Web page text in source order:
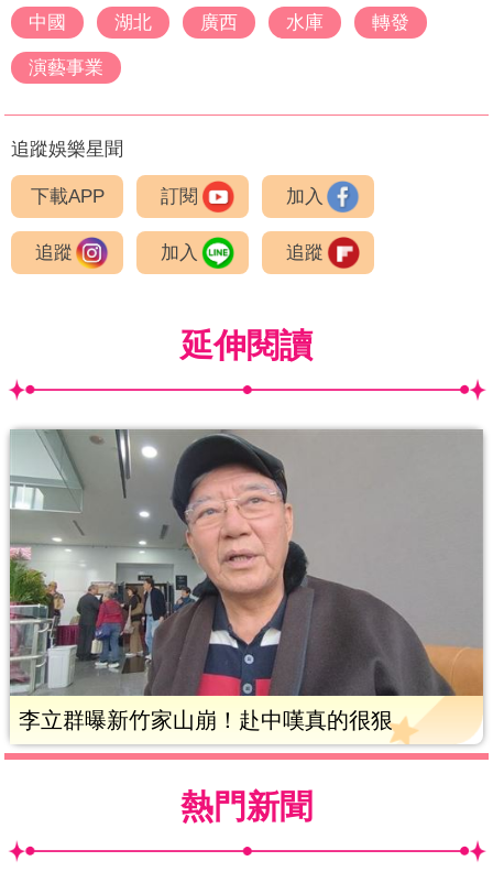
中國 湖北 廣西 水庫 轉發
演藝事業
追蹤娛樂星聞
下載APP 訂閱 加入
追蹤 加入 追蹤
延伸閱讀
李立群曝新竹家山崩！赴中嘆真的很狠
熱門新聞